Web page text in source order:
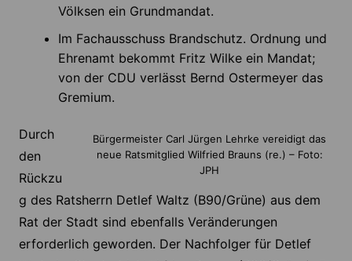
Völksen ein Grundmandat.
Im Fachausschuss Brandschutz. Ordnung und
Ehrenamt bekommt Fritz Wilke ein Mandat;
von der CDU verlässt Bernd Ostermeyer das
Gremium.
Bürgermeister Carl Jürgen Lehrke vereidigt das
neue Ratsmitglied Wilfried Brauns (re.) – Foto:
JPH
Durch
den
Rückzu
g des Ratsherrn Detlef Waltz (B90/Grüne) aus dem
Rat der Stadt sind ebenfalls Veränderungen
erforderlich geworden. Der Nachfolger für Detlef